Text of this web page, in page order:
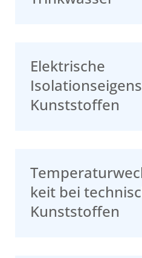
Elektrische
Kunststoffen
keit bei
Kunststoffen